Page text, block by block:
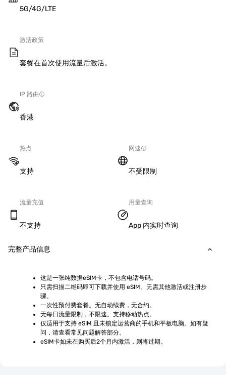
5G/4G/LTE
激活政策
套餐在首次使用流量后激活。
IP 路由
香港
热点
支持
网速
不受限制
流量充值
不支持
用量查询
App 内实时查询
完整产品信息
这是一张纯数据eSIM卡，不包含电话号码。
只需扫描二维码即可下载并使用 eSIM。无需其他激活或注册步
骤。
一次性预付费套餐。无自动续费，无合约。
无每日流量限制，不限速。支持移动热点。
仅适用于支持 eSIM 且未锁定运营商的手机和平板电脑。如有疑
问，请查看常见问题解答部分。
eSIM卡如未在购买后2个月内激活，则将过期。